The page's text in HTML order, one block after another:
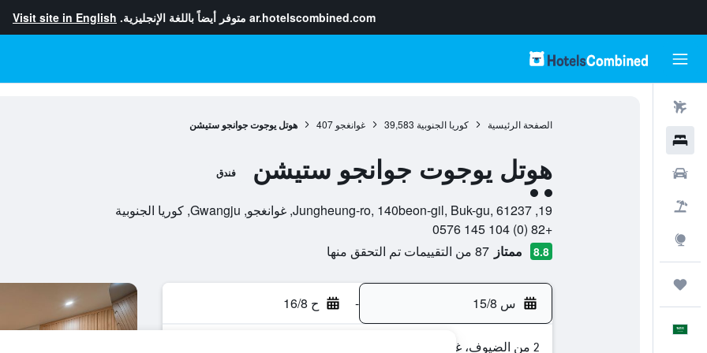
ar.hotelscombined.com متوفر أيضاً باللغة الإنجليزية. Visit site in English
الصفحة الرئيسية كوريا الجنوبية 39,583 غوانغجو 407 هوتل يوجوت جوانجو ستيشن
هوتل يوجوت جوانجو ستيشن فندق
تقييم فئة 2
19, Jungheung-ro, 140beon-gil, Buk-gu, 61237, غوانغجو, Gwangju, كوريا الجنوبية
+82 (0) 104 145 0576
8.8 ممتاز 87 من التقييمات تم التحقق منها
س 15/8 - ح 16/8
2 من الضيوف، غرفة واحدة